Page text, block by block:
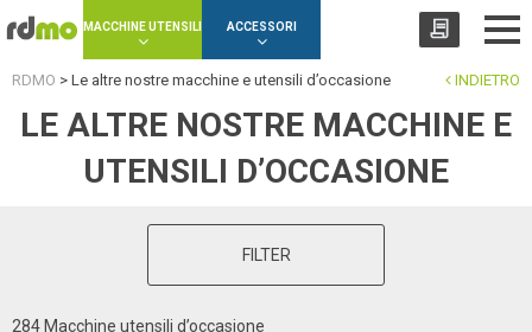
MACCHINE UTENSILI ACCESSORI
INDIETRO
RDMO > Le altre nostre macchine e utensili d’occasione
LE ALTRE NOSTRE MACCHINE E
UTENSILI D’OCCASIONE
FILTER
284 Macchine utensili d’occasione